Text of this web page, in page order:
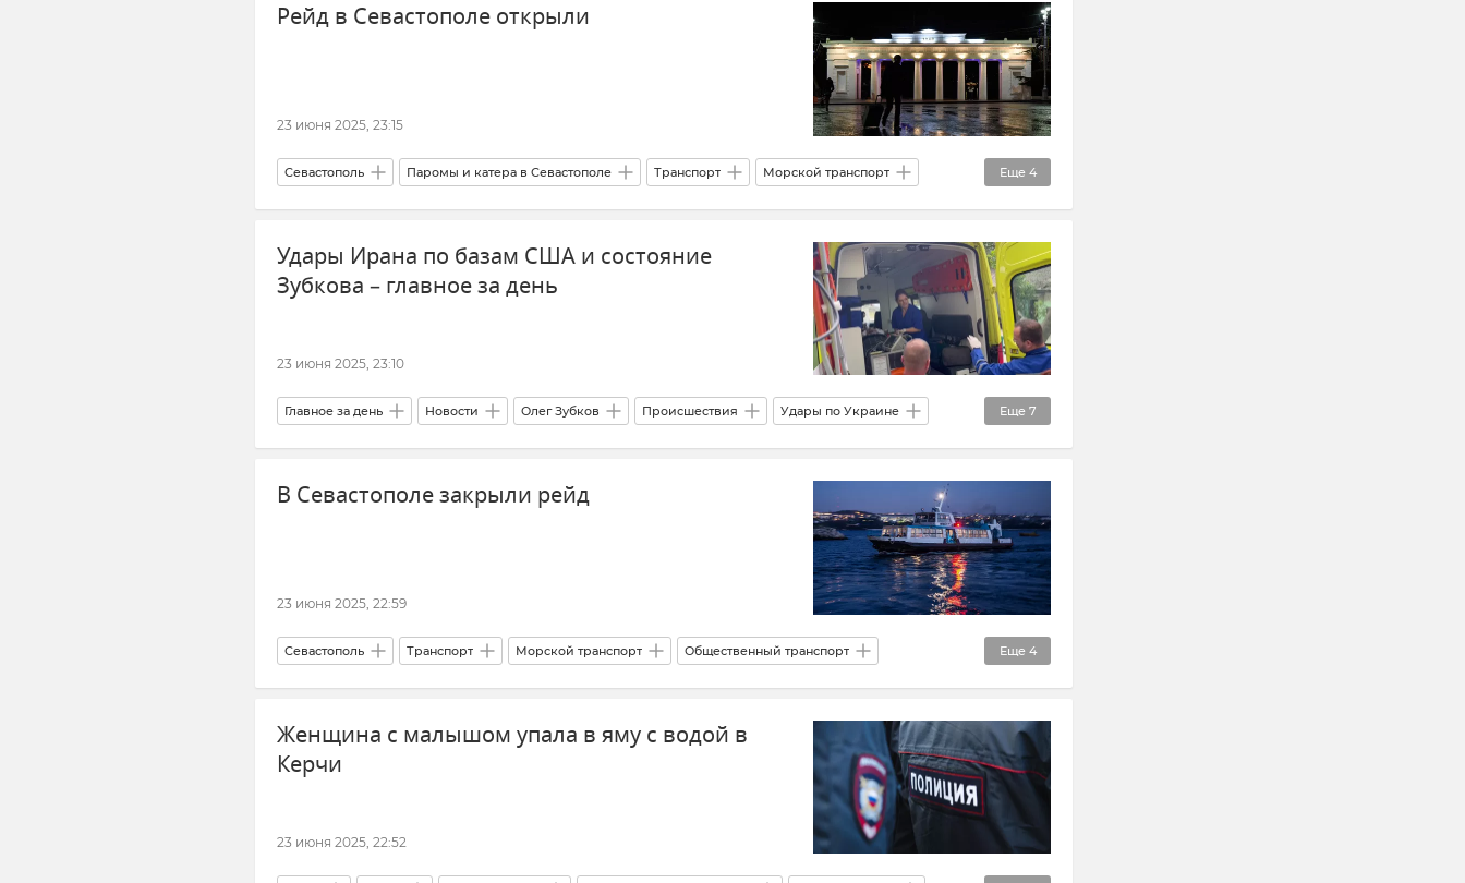
Рейд в Севастополе открыли
23 июня 2025, 23:15
Еще 4
Севастополь Паромы и катера в Севастополе Транспорт Морской транспорт
Общественный транспорт Новости Севастополя Департамент транспорта Севастополя
Логистика
Удары Ирана по базам США и состояние
Зубкова – главное за день
23 июня 2025, 23:10
Еще 7
Главное за день Новости Олег Зубков Происшествия Удары по Украине
Иран Обострение между Израилем и Ираном В мире Политика
Ракетная система средней дальности "Орешник"
В Севастополе закрыли рейд
23 июня 2025, 22:59
Еще 4
Севастополь Транспорт Морской транспорт Общественный транспорт
Паромы и катера в Севастополе Департамент транспорта Севастополя
Новости Севастополя Логистика
Женщина с малышом упала в яму с водой в
Керчи
23 июня 2025, 22:52